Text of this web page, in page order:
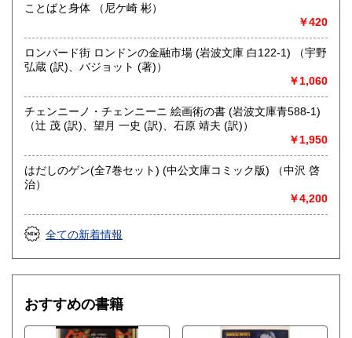
ことばと身体 （尼ケ崎 彬）
￥420
ロンバード街 ロンドンの金融市場 (岩波文庫 白122-1) （宇野
弘蔵 (訳)、バジョット (著)）
￥1,060
チェンニーノ・チェンニーニ 絵画術の書 (岩波文庫青588-1)
（辻 茂 (訳)、望月 一史 (訳)、石原 靖夫 (訳)）
￥1,950
はだしのゲン(全7巻セット) (中公文庫コミック版) （中沢 啓
治）
￥4,200
全ての新着情報
おすすめの書籍